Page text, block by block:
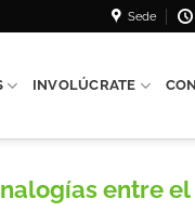
Sede
INVOLÚCRATE
entre